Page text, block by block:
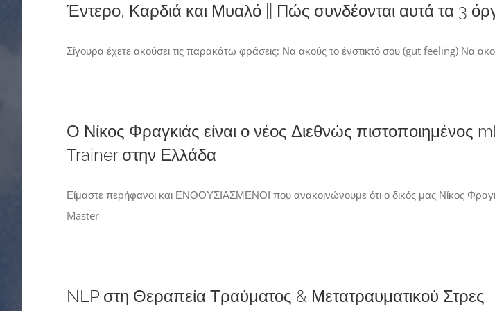
Έντερο, Καρδιά και Μυαλό || Πώς συνδέονται αυτά τα 3
Σίγουρα έχετε ακούσει τις παρακάτω φράσεις: Να ακούς το ένστικτό σου (gut feeling) Να
Ο Νίκος Φραγκιάς είναι ο νέος Διεθνώς
Trainer στην Ελλάδα
Είμαστε περήφανοι και ΕΝΘΟΥΣΙΑΣΜΕΝΟΙ που ανακοινώνουμε ότι ο δικός μας Νίκος
Master
NLP στη Θεραπεία Τραύματος & Μετατραυματικού Στρες